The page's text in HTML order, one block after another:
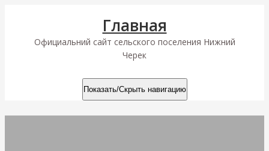
Главная
Официальний сайт сельского поселения Нижний
Черек
Показать/Скрыть навигацию